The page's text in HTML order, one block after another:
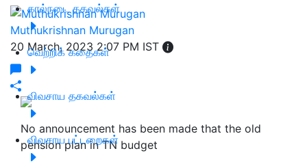
கால்நடை தகவல்கள்
வெற்றிக் கதைகள்
விவசாய தகவல்கள்
விவசாய பட்டறைகள்
Muthukrishnan Murugan
20 March, 2023 2:07 PM IST
No announcement has been made that the old
pension plan in TN budget